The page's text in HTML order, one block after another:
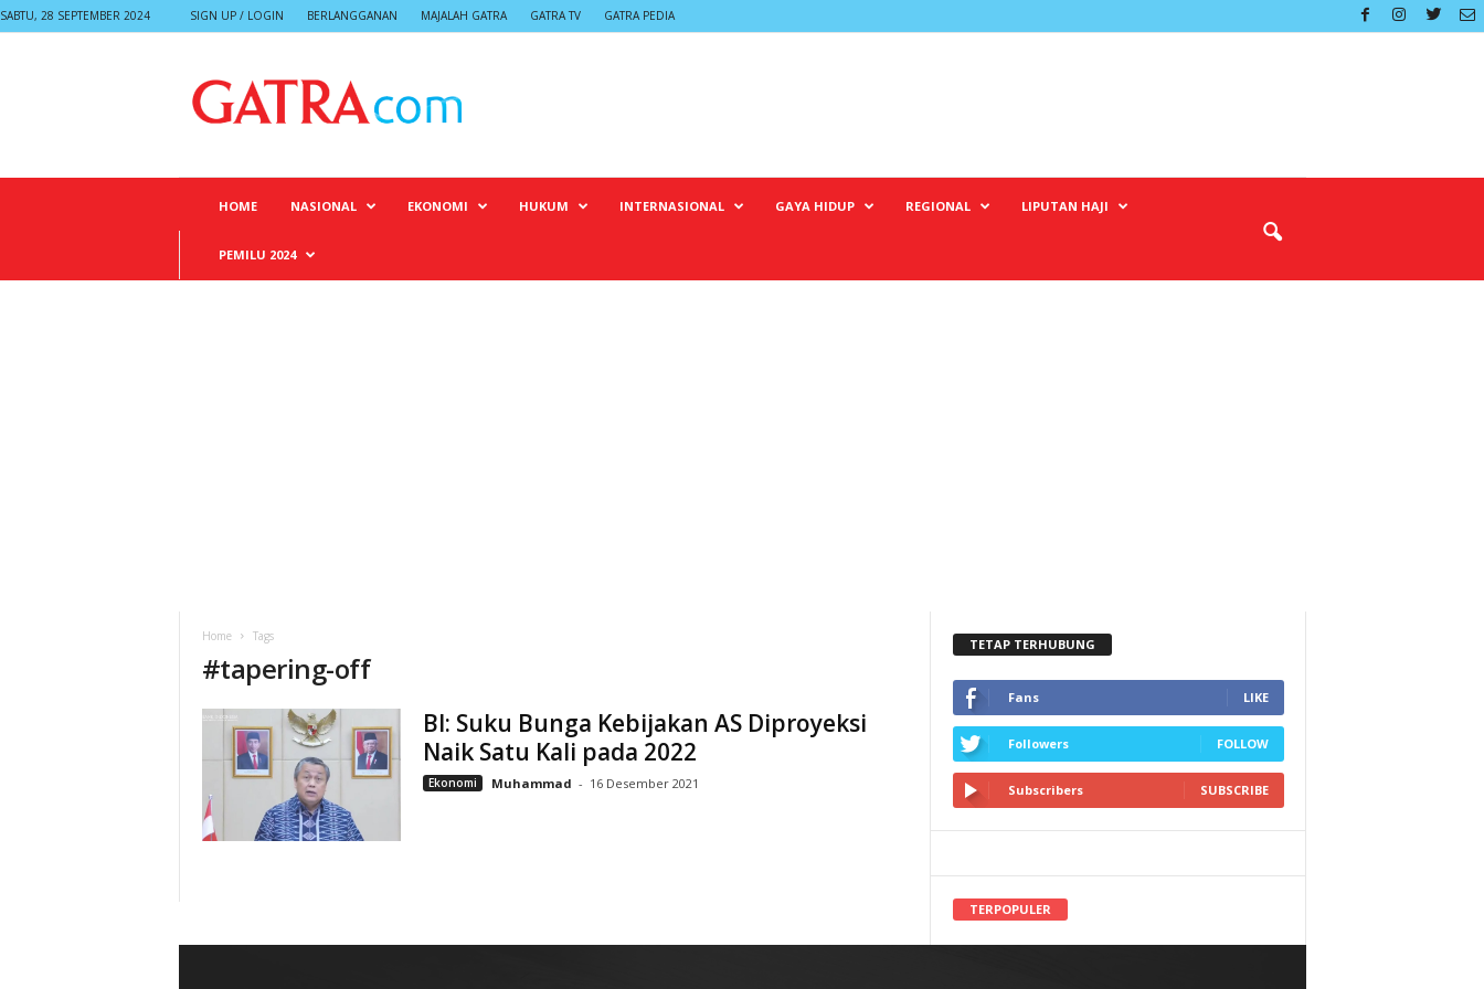
SABTU, 28 SEPTEMBER 2024 SIGN UP / LOGIN BERLANGGANAN MAJALAH GATRA GATRA TV GATRA PEDIA
HOME NASIONAL EKONOMI HUKUM INTERNASIONAL GAYA HIDUP REGIONAL LIPUTAN HAJI
PEMILU 2024
Home Tags
#tapering-off
BI: Suku Bunga Kebijakan AS Diproyeksi
Naik Satu Kali pada 2022
Ekonomi Muhammad - 16 Desember 2021
TETAP TERHUBUNG
Fans LIKE
Followers FOLLOW
Subscribers SUBSCRIBE
TERPOPULER